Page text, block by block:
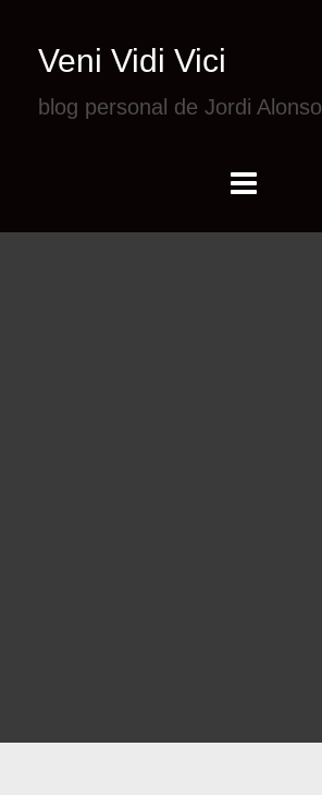
Veni Vidi Vici
blog personal de Jordi Alonso